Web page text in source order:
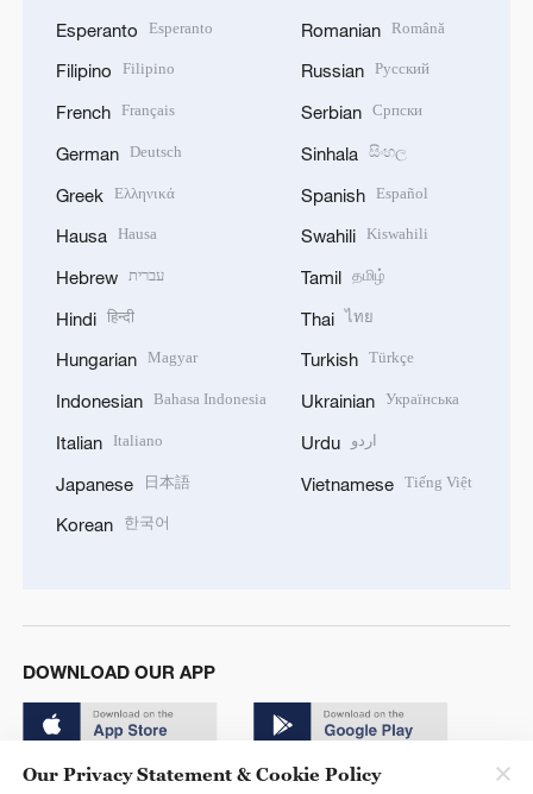
Esperanto Esperanto
Filipino Filipino
French Français
German Deutsch
Greek Ελληνικά
Hausa Hausa
Hebrew עברית
Hindi हिन्दी
Hungarian Magyar
Indonesian Bahasa Indonesia
Italian Italiano
Japanese 日本語
Korean 한국어
Romanian Română
Russian Русский
Serbian Српски
Sinhala සිංහල
Spanish Español
Swahili Kiswahili
Tamil தமிழ்
Thai ไทย
Turkish Türkçe
Ukrainian Українська
Urdu اردو
Vietnamese Tiếng Việt
DOWNLOAD OUR APP
Our Privacy Statement & Cookie Policy